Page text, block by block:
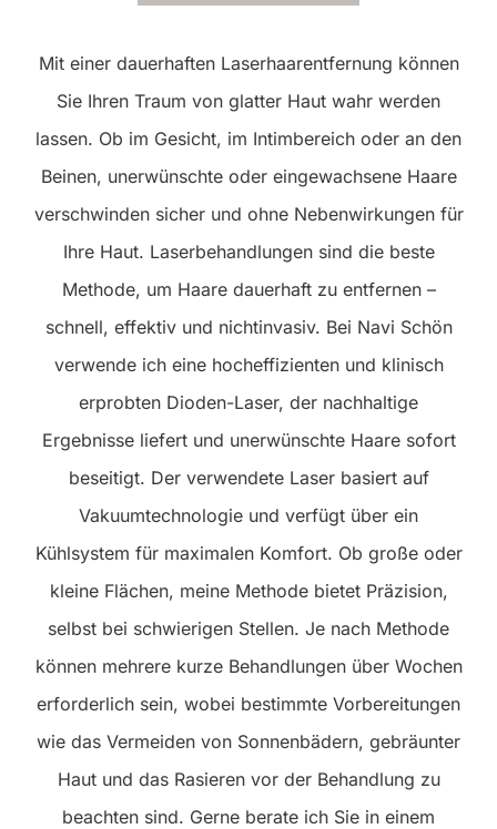
Mit einer dauerhaften Laserhaarentfernung können
Sie Ihren Traum von glatter Haut wahr werden
lassen. Ob im Gesicht, im Intimbereich oder an den
Beinen, unerwünschte oder eingewachsene Haare
verschwinden sicher und ohne Nebenwirkungen für
Ihre Haut. Laserbehandlungen sind die beste
Methode, um Haare dauerhaft zu entfernen –
schnell, effektiv und nichtinvasiv. Bei Navi Schön
verwende ich eine hocheffizienten und klinisch
erprobten Dioden-Laser, der nachhaltige
Ergebnisse liefert und unerwünschte Haare sofort
beseitigt. Der verwendete Laser basiert auf
Vakuumtechnologie und verfügt über ein
Kühlsystem für maximalen Komfort. Ob große oder
kleine Flächen, meine Methode bietet Präzision,
selbst bei schwierigen Stellen. Je nach Methode
können mehrere kurze Behandlungen über Wochen
erforderlich sein, wobei bestimmte Vorbereitungen
wie das Vermeiden von Sonnenbädern, gebräunter
Haut und das Rasieren vor der Behandlung zu
beachten sind. Gerne berate ich Sie in einem